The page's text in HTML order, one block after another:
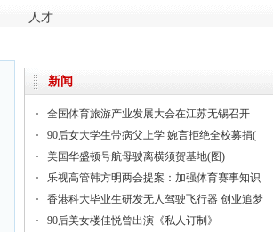
人才
新闻
全国体育旅游产业发展大会在江苏无锡召开
90后女大学生带病父上学 婉言拒绝全校募捐(
美国华盛顿号航母驶离横须贺基地(图)
乐视高管韩方明两会提案：加强体育赛事知识
香港科大毕业生研发无人驾驶飞行器 创业追梦
90后美女楼佳悦曾出演《私人订制》